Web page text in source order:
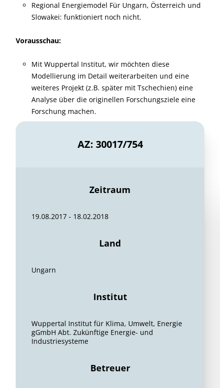
Regional Energiemodel Für Ungarn, Österreich und
Slowakei: funktioniert noch nicht.
Vorausschau:
Mit Wuppertal Institut, wir möchten diese
Modellierung im Detail weiterarbeiten und eine
weiteres Projekt (z.B. später mit Tschechien) eine
Analyse über die originellen Forschungsziele eine
Forschung machen.
AZ: 30017/754
Zeitraum
19.08.2017 - 18.02.2018
Land
Ungarn
Institut
Wuppertal Institut für Klima, Umwelt, Energie
gGmbH Abt. Zukünftige Energie- und
Industriesysteme
Betreuer